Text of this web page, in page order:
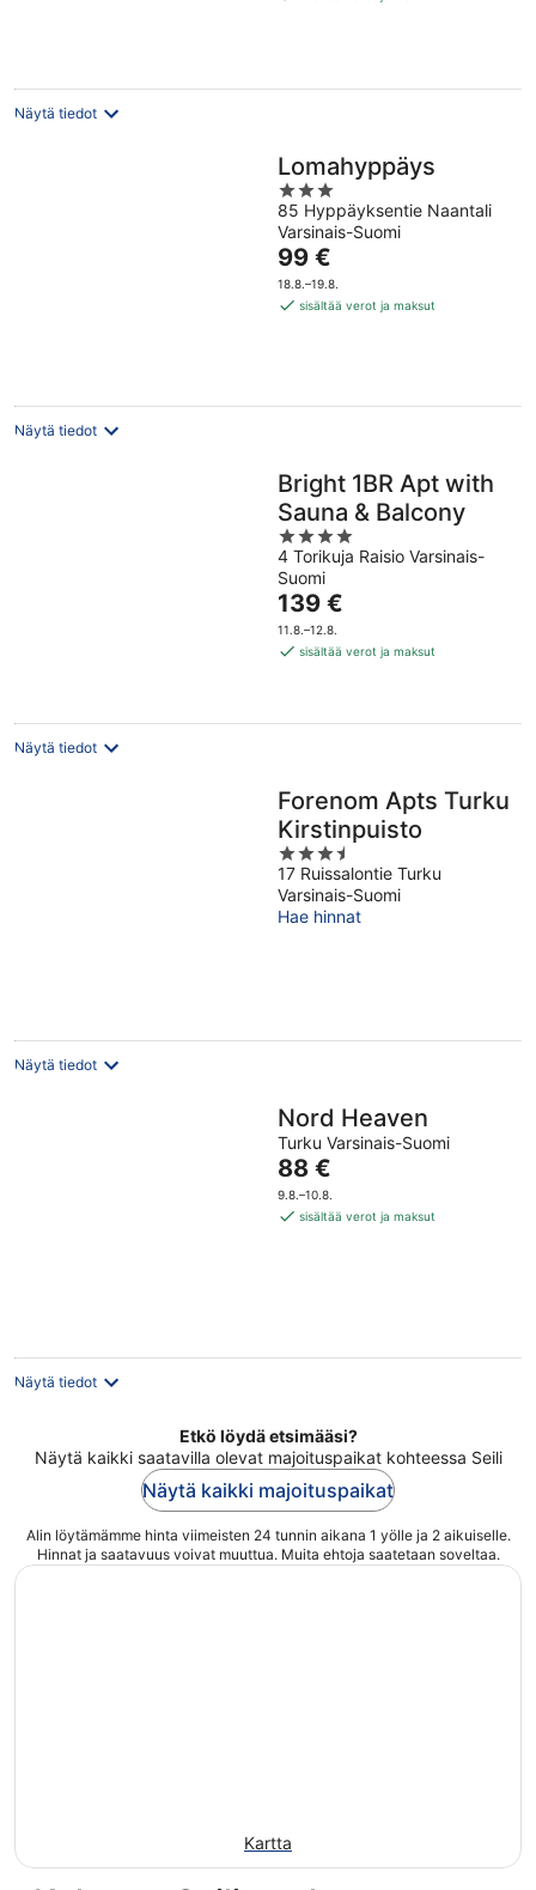
Näytä tiedot
Lomahyppäys
3
out
of
5
85 Hyppäyksentie Naantali
Varsinais-Suomi
Hinta
on
99 €
99 €
18.8.–19.8.
sisältää verot ja maksut
Näytä tiedot
Bright 1BR Apt with
Sauna & Balcony
4
out
of
5
4 Torikuja Raisio Varsinais-
Suomi
Hinta
on
139 €
139 €
11.8.–12.8.
sisältää verot ja maksut
Näytä tiedot
Forenom Apts Turku
Kirstinpuisto
3.5
out
of
5
17 Ruissalontie Turku
Varsinais-Suomi
Hae hinnat
Näytä tiedot
Nord Heaven
Turku Varsinais-Suomi
Hinta
on
88 €
88 €
9.8.–10.8.
sisältää verot ja maksut
Näytä tiedot
Etkö löydä etsimääsi?
Näytä kaikki saatavilla olevat majoituspaikat kohteessa Seili
Näytä kaikki majoituspaikat
Alin löytämämme hinta viimeisten 24 tunnin aikana 1 yölle ja 2 aikuiselle.
Hinnat ja saatavuus voivat muuttua. Muita ehtoja saatetaan soveltaa.
Kartta